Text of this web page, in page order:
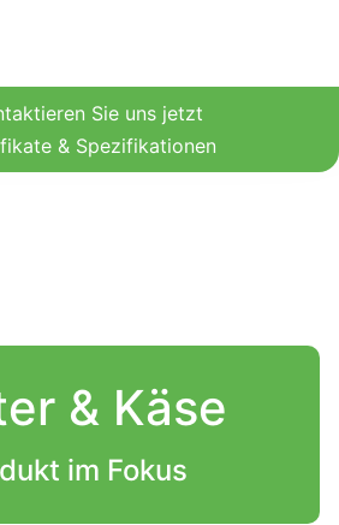
Sie uns jetzt
& Spezifikationen
& Käse
im Fokus